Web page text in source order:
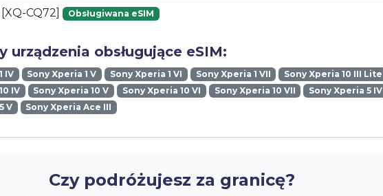
CQ72] Obsługiwana eSIM
urządzenia obsługujące eSIM:
IV Sony Xperia 1 V Sony Xperia 1 VI Sony Xperia 1 VII
Sony Xperia 10 III Lite
IV
Sony Xperia 10 V Sony Xperia 10 VI Sony Xperia 10 VII
Sony Xperia 5 IV
V
Sony Xperia Ace III
Czy podróżujesz za granicę?